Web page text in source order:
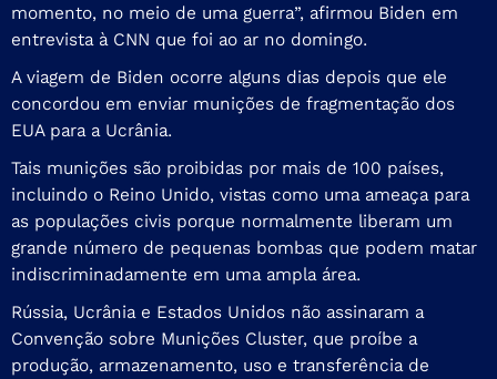
momento, no meio de uma guerra”, afirmou Biden em
entrevista à CNN que foi ao ar no domingo.
A viagem de Biden ocorre alguns dias depois que ele
concordou em enviar munições de fragmentação dos
EUA para a Ucrânia.
Tais munições são proibidas por mais de 100 países,
incluindo o Reino Unido, vistas como uma ameaça para
as populações civis porque normalmente liberam um
grande número de pequenas bombas que podem matar
indiscriminadamente em uma ampla área.
Rússia, Ucrânia e Estados Unidos não assinaram a
Convenção sobre Munições Cluster, que proíbe a
produção, armazenamento, uso e transferência de